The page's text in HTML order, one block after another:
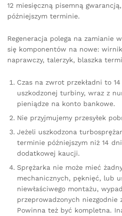
12 miesięczną pisemną
późniejszym terminie.
Regeneracja polega na zamianie
się komponentów na nowe:
naprawczy, talerzyk, blaszka
Czas na zwrot przekładni to
uszkodzonej turbiny, wraz z
pieniądze na konto bankowe.
Nie przyjmujemy przesyłek
Jeżeli uszkodzona
terminie późniejszym niż 14
dodatkowej kaucji.
Sprężarka nie może mieć
mechanicznych, pęknięć, lub
niewłaściwego montażu,
przeprowadzonych
Powinna też być kompletna.